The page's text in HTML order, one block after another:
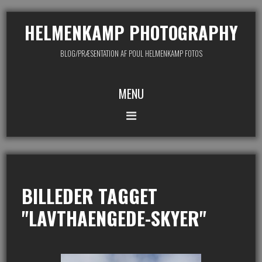
HELMENKAMP PHOTOGRAPHY
BLOG/PRÆSENTATION AF POUL HELMENKAMP FOTOS
MENU
BILLEDER TAGGET
"LAVTHAENGEDE-SKYER"